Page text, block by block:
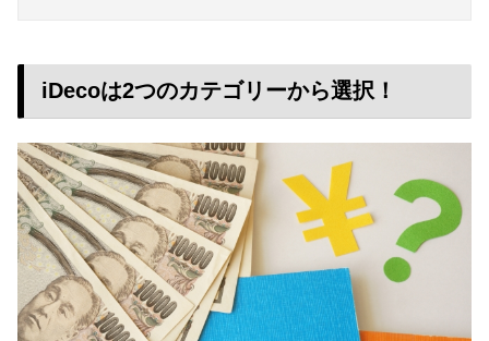
iDecoは2つのカテゴリーから選択！